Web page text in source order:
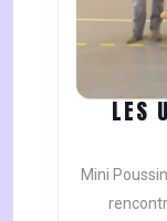
LES
Mini